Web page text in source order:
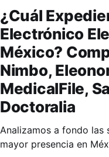
¿Cuál
Electrónico
México?
Nimbo,
MedicalFile,
Doctoralia
Analizamos a fondo las
mayor presencia en